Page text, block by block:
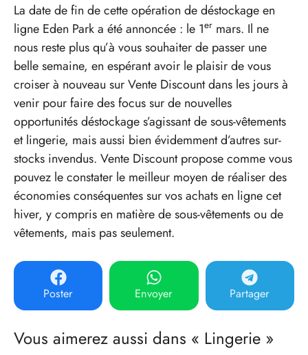
La date de fin de cette opération de déstockage en
ligne Eden Park a été annoncée : le 1er mars. Il ne
nous reste plus qu’à vous souhaiter de passer une
belle semaine, en espérant avoir le plaisir de vous
croiser à nouveau sur Vente Discount dans les jours à
venir pour faire des focus sur de nouvelles
opportunités déstockage s’agissant de sous-vêtements
et lingerie, mais aussi bien évidemment d’autres sur-
stocks invendus. Vente Discount propose comme vous
pouvez le constater le meilleur moyen de réaliser des
économies conséquentes sur vos achats en ligne cet
hiver, y compris en matière de sous-vêtements ou de
vêtements, mais pas seulement.
Poster Envoyer Partager
Vous aimerez aussi dans « Lingerie »